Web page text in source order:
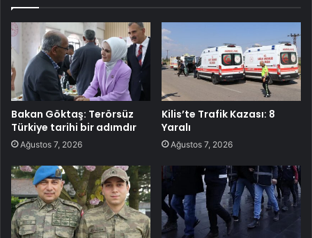
Bakan Göktaş: Terörsüz
Türkiye tarihi bir adımdır
Ağustos 7, 2026
Kilis’te Trafik Kazası: 8
Yaralı
Ağustos 7, 2026